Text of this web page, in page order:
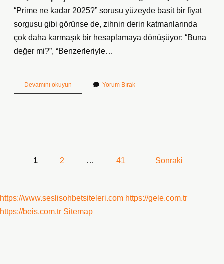
“Prime ne kadar 2025?” sorusu yüzeyde basit bir fiyat
sorgusu gibi görünse de, zihnin derin katmanlarında
çok daha karmaşık bir hesaplamaya dönüşüyor: “Buna
değer mi?”, “Benzerleriyle…
Devamını okuyun
ne
Yorum Bırak
Yazı1 2 … 41 Sonraki
https://www.seslisohbetsiteleri.com https://gele.com.tr
https://beis.com.tr Sitemap